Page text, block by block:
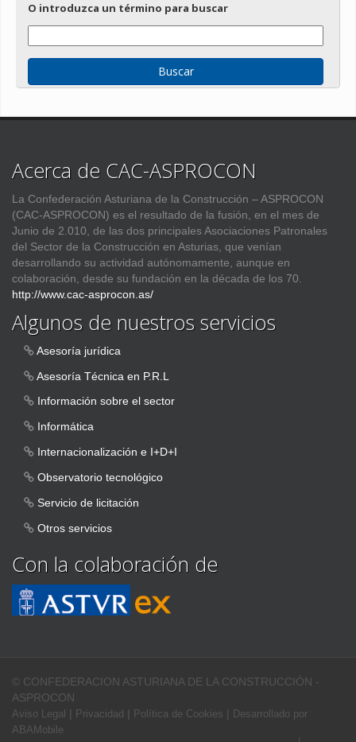
O introduzca un término para buscar
Acerca de CAC-ASPROCON
La Confederación Asturiana de la Construcción – ASPROCON
(CAC-ASPROCON) es el resultado de la fusión, en el mes de
Junio de 2.010, de las dos principales Asociaciones Patronales
del Sector de la Construcción en Asturias, que venían
desarrollando su actividad autónomamente, aunque en
colaboración, desde su fundación en la década de los 70.
http://www.cac-asprocon.as/
Algunos de nuestros servicios
Asesoría jurídica
Asesoría Técnica en P.R.L
Información sobre el sector
Informática
Internacionalización e I+D+I
Observatorio tecnológico
Servicio de licitación
Otros servicios
Con la colaboración de
© CONFEDERACION ASTURIANA DE LA CONSTRUCCIÓN -
ASPROCON
Aviso Legal | Privacidad | Política de Cookies | Desarrollado por
ABAMobile